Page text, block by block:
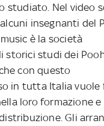
studiato. Nel video
insegnanti del
è la società
storici studi dei
con questo
in tutta Italia vuole
loro formazione e
Gli